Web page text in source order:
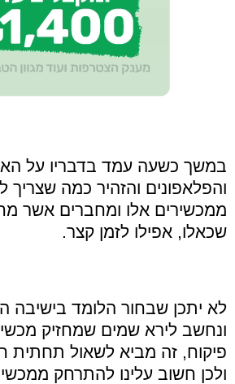
במשך כשעה עמד בדבריו על
והפלאפונים והזהיר כמה שצריך
ממכשירים אלו ומחברים אשר
שכאלו, אפילו לזמן קצר.
לא יתכן שבחור הלומד בישיבה
ונחשב לירא שמים שמחזיק
פיקוח, זה מביא לשאול תחתית
ולכן חשוב עלינו להתרחק